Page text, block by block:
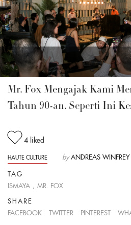
Mr. Fox Mengajak Kami
Tahun 90-an. Seperti Ini
4 liked
HAUTE CULTURE by ANDREAS WINFREY
TAG
ISMAYA , MR. FOX
SHARE
FACEBOOK
TWITTER PINTEREST